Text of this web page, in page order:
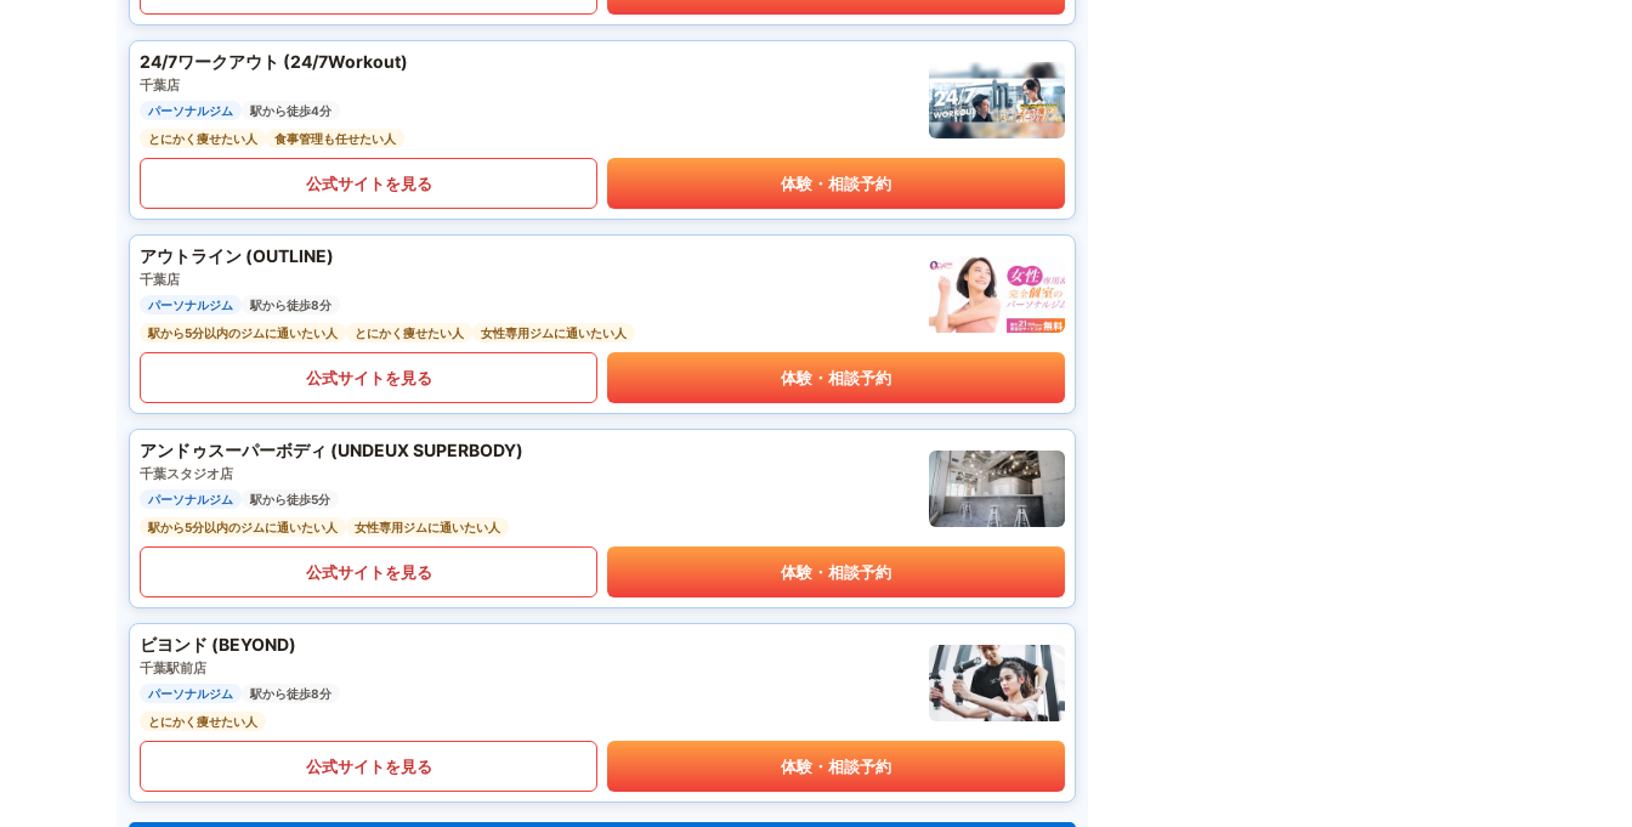
24/7ワークアウト (24/7Workout)
千葉店
パーソナルジム
駅から徒歩4分
とにかく痩せたい人
食事管理も任せたい人
公式サイトを見る 体験・相談予約
アウトライン (OUTLINE)
千葉店
パーソナルジム
駅から徒歩8分
駅から5分以内のジムに通いたい人
とにかく痩せたい人 女性専用ジムに通いたい人
公式サイトを見る 体験・相談予約
アンドゥスーパーボディ (UNDEUX SUPERBODY)
千葉スタジオ店
パーソナルジム
駅から徒歩5分
駅から5分以内のジムに通いたい人
女性専用ジムに通いたい人
公式サイトを見る 体験・相談予約
ビヨンド (BEYOND)
千葉駅前店
パーソナルジム
駅から徒歩8分
とにかく痩せたい人
公式サイトを見る 体験・相談予約